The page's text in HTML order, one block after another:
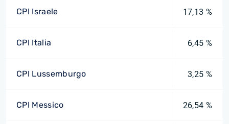
CPI Israele 17,13 %
CPI Italia 6,45 %
CPI Lussemburgo 3,25 %
CPI Messico 26,54 %